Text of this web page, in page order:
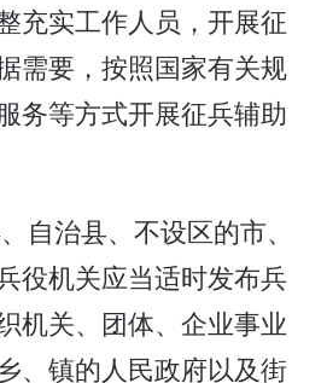
充实工作人员，开展征
需要，按照国家有关规
务等方式开展征兵辅助
自治县、不设区的市、
役机关应当适时发布兵
机关、团体、企业事业
、镇的人民政府以及街